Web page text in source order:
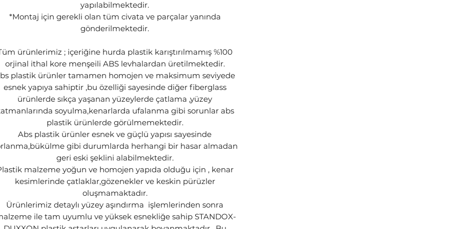
yapılabilmektedir.
*Montaj için gerekli olan tüm civata ve parçalar yanında
gönderilmektedir.
ürünlerimiz ; içeriğine hurda plastik karıştırılmamış %100
orjinal ithal kore menşeili ABS levhalardan üretilmektedir.
plastik ürünler tamamen homojen ve maksimum seviyede
esnek yapıya sahiptir ,bu özelliği sayesinde diğer fiberglass
ürünlerde sıkça yaşanan yüzeylerde çatlama ,yüzey
soyulma,kenarlarda ufalanma gibi sorunlar abs
plastik ürünlerde görülmemektedir.
Abs plastik ürünler esnek ve güçlü yapısı sayesinde
gibi durumlarda herhangi bir hasar almadan
geri eski şeklini alabilmektedir.
malzeme yoğun ve homojen yapıda olduğu için , kenar
kesimlerinde çatlaklar,gözenekler ve keskin pürüzler
oluşmamaktadır.
Ürünlerimiz detaylı yüzey aşındırma işlemlerinden sonra
ile tam uyumlu ve yüksek esnekliğe sahip STANDOX-